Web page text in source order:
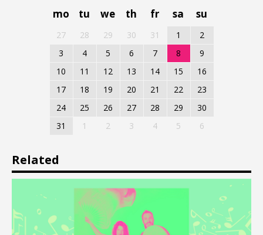
mo
tu we th fr sa su
27 28 29 30 31 1
2
3
4 5 6 7 8
9
10
11 12 13 14 15
16
17
18 19 20 21 22
23
24
25 26 27 28 29
30
31
1 2 3 4 5 6
Related